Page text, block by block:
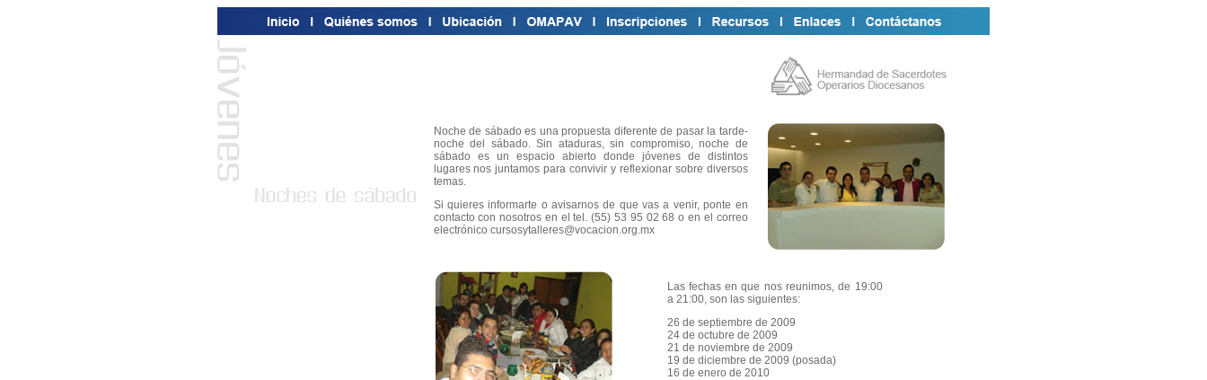
Noche de sábado es una propuesta diferente de pasar la tarde-
noche del sábado. Sin ataduras, sin compromiso, noche de
sábado es un espacio abierto donde jóvenes de distintos
lugares nos juntamos para convivir y reflexionar sobre diversos
temas.
Si quieres informarte o avisarnos de que vas a venir, ponte en
contacto con nosotros en el tel. (55) 53 95 02 68 o en el correo
electrónico cursosytalleres@vocacion.org.mx
Las fechas en que nos reunimos, de 19:00
a 21:00, son las siguientes:
26 de septiembre de 2009
24 de octubre de 2009
21 de noviembre de 2009
19 de diciembre de 2009 (posada)
16 de enero de 2010